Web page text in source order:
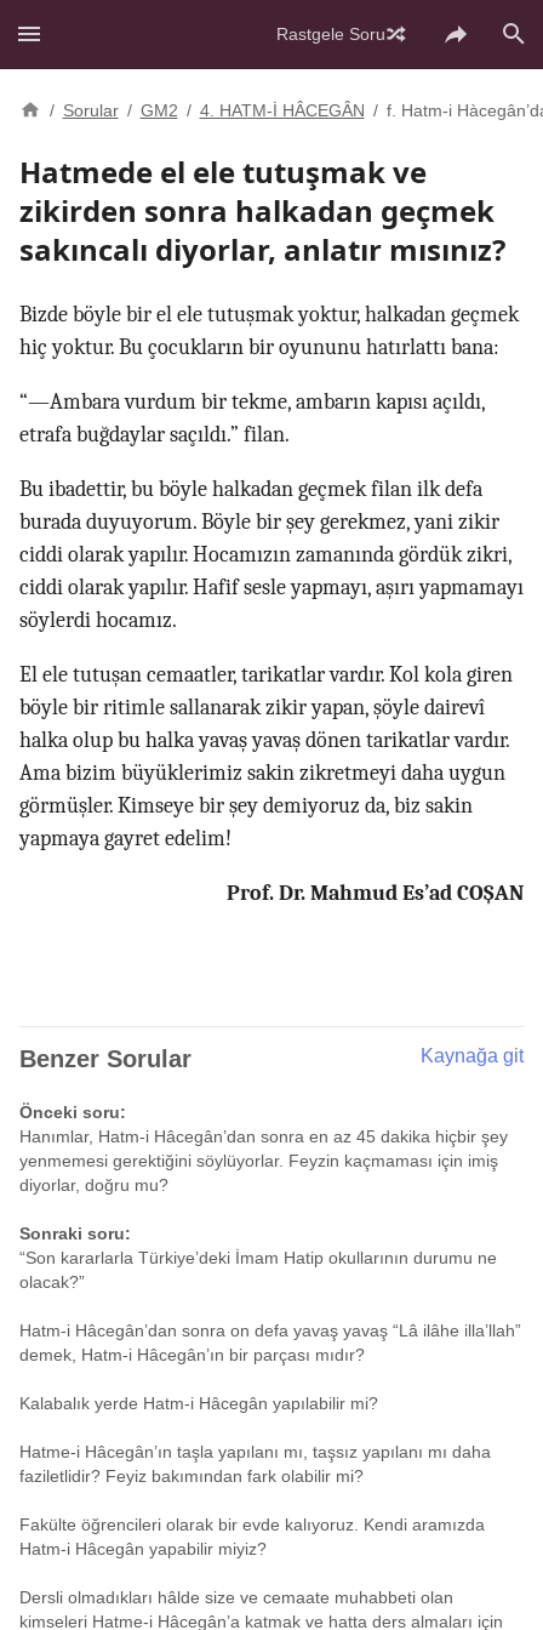
Rastgele Soru
/ Sorular / GM2 / 4. HATM-İ HÂCEGÂN / f. Hatm-i
Hatmede el ele tutuşmak ve
zikirden sonra halkadan geçmek
sakıncalı diyorlar, anlatır mısınız?
Bizde böyle bir el ele tutuşmak yoktur, halkadan geçmek
hiç yoktur. Bu çocukların bir oyununu hatırlattı bana:
“—Ambara vurdum bir tekme, ambarın kapısı açıldı,
etrafa buğdaylar saçıldı.” filan.
Bu ibadettir, bu böyle halkadan geçmek filan ilk defa
burada duyuyorum. Böyle bir şey gerekmez, yani zikir
ciddi olarak yapılır. Hocamızın zamanında gördük zikri,
ciddi olarak yapılır. Hafif sesle yapmayı, aşırı yapmamayı
söylerdi hocamız.
El ele tutuşan cemaatler, tarikatlar vardır. Kol kola giren
böyle bir ritimle sallanarak zikir yapan, şöyle dairevî
halka olup bu halka yavaş yavaş dönen tarikatlar vardır.
Ama bizim büyüklerimiz sakin zikretmeyi daha uygun
görmüşler. Kimseye bir şey demiyoruz da, biz sakin
yapmaya gayret edelim!
Prof. Dr. Mahmud Es’ad COŞAN
Benzer Sorular Kaynağa git
Önceki soru:
Hanımlar, Hatm-i Hâcegân’dan sonra en az 45 dakika hiçbir şey
yenmemesi gerektiğini söylüyorlar. Feyzin kaçmaması için imiş
diyorlar, doğru mu?
Sonraki soru:
“Son kararlarla Türkiye’deki İmam Hatip okullarının durumu ne
olacak?”
Hatm-i Hâcegân’dan sonra on defa yavaş yavaş “Lâ ilâhe illa’llah”
demek, Hatm-i Hâcegân’ın bir parçası mıdır?
Kalabalık yerde Hatm-i Hâcegân yapılabilir mi?
Hatme-i Hâcegân’ın taşla yapılanı mı, taşsız yapılanı mı daha
faziletlidir? Feyiz bakımından fark olabilir mi?
Fakülte öğrencileri olarak bir evde kalıyoruz. Kendi aramızda
Hatm-i Hâcegân yapabilir miyiz?
Dersli olmadıkları hâlde size ve cemaate muhabbeti olan
kimseleri Hatme-i Hâcegân’a katmak ve hatta ders almaları için